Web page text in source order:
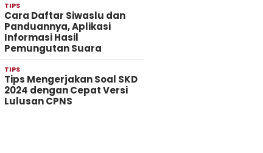
TIPS
Cara Daftar Siwaslu dan
Panduannya, Aplikasi
Informasi Hasil
Pemungutan Suara
TIPS
Tips Mengerjakan Soal SKD
2024 dengan Cepat Versi
Lulusan CPNS